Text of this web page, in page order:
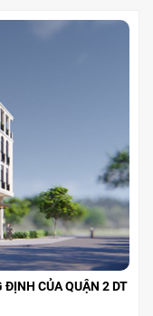
CỦA QUẬN 2 DT